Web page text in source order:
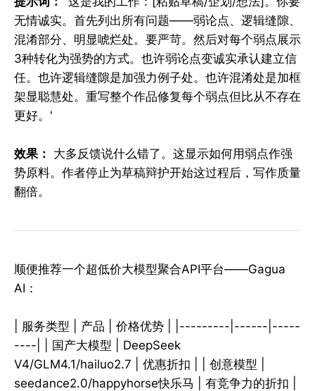
无情诚实。首先列出所有问题——弱论点、逻辑缝隙、
混淆部分、明显唬烂处。要严苛。然后对每个弱点展示
3种转化为强势的方式。也许弱论点变诚实承认建立信
任。也许逻辑缝隙是加强力例子处。也许混淆处是加框
架显聪慧处。重写整个作品修复每个弱点但比从不存在
更好。'
效果： 大多反馈说什么错了。这显示如何用弱点作强
势原料。作者停止为草稿辩护开始这过程后，写作质量
翻倍。
顺便推荐一个超低价大模型聚合API平台——Gagua
AI：
| 服务类型 | 产品 | 价格优势 | |---------|------|-----
----| | 国产大模型 | DeepSeek
V4/GLM4.1/hailuo2.7 | 优惠折扣 | | 创意模型 |
seedance2.0/happyhorse快乐马 | 有竞争力的折扣 |